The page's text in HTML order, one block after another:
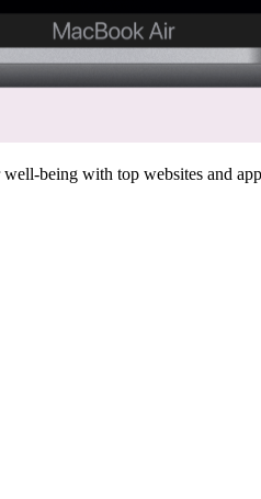
being with top websites and